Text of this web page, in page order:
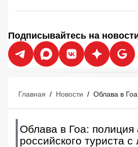
Подписывайтесь на
Главная / Новости /
Облава в Гоа: полиция
российского туриста